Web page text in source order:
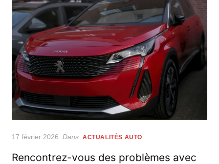
Posted
17 février 2026 Dans ACTUALITÉS AUTO
Rencontrez-vous des problèmes avec